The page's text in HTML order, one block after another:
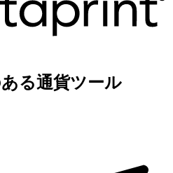
る通貨ツール